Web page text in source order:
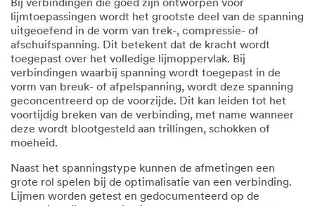
Bij verbindingen die goed zijn ontworpen voor
lijmtoepassingen wordt het grootste deel van de spanning
uitgeoefend in de vorm van trek-, compressie- of
afschuifspanning. Dit betekent dat de kracht wordt
toegepast over het volledige lijmoppervlak. Bij
verbindingen waarbij spanning wordt toegepast in de
vorm van breuk- of afpelspanning, wordt deze spanning
geconcentreerd op de voorzijde. Dit kan leiden tot het
voortijdig breken van de verbinding, met name wanneer
deze wordt blootgesteld aan trillingen, schokken of
moeheid.
Naast het spanningstype kunnen de afmetingen een
grote rol spelen bij de optimalisatie van een verbinding.
Lijmen worden getest en gedocumenteerd op de